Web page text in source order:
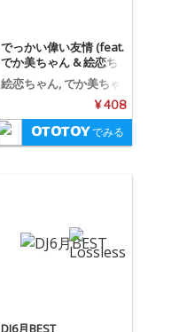
でっかい偉い友情 (feat.
でか美ちゃん & 絵恋ち
ゃん)
絵恋ちゃん, でか美ちゃ
ん, でかえれ友情物語¥ 408
でみる
DJ6月BEST